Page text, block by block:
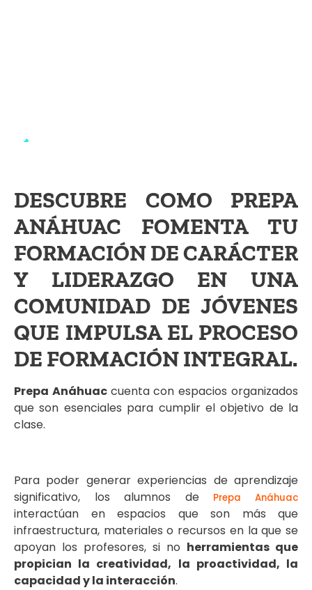
DESCUBRE COMO PREPA
ANÁHUAC FOMENTA TU
FORMACIÓN DE CARÁCTER
Y LIDERAZGO EN UNA
COMUNIDAD DE JÓVENES
QUE IMPULSA EL PROCESO
DE FORMACIÓN INTEGRAL.
Prepa Anáhuac cuenta con espacios organizados
que son esenciales para cumplir el objetivo de la
clase.
Para poder generar experiencias de aprendizaje
significativo, los alumnos de
Prepa Anáhuac
interactúan en espacios que son más que
infraestructura, materiales o recursos en la que se
apoyan los profesores, si no herramientas que
propician la creatividad, la proactividad, la
capacidad y la interacción.